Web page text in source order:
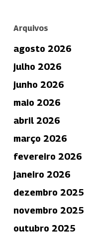
Arquivos
agosto 2026
julho 2026
junho 2026
maio 2026
abril 2026
março 2026
fevereiro 2026
janeiro 2026
dezembro 2025
novembro 2025
outubro 2025